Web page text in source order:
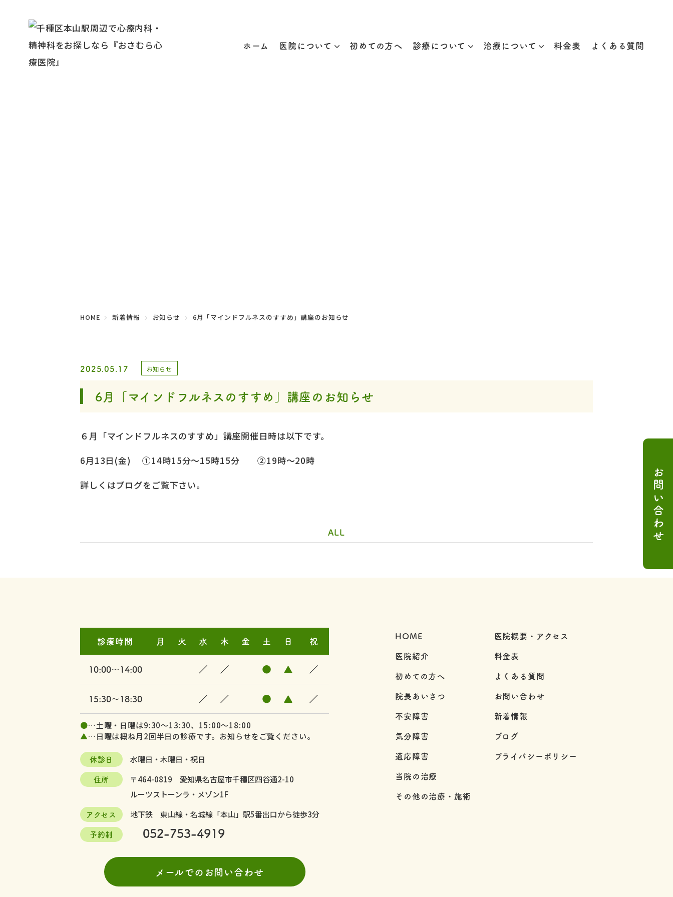
ホーム 医院について 初めての方へ 診療について 治療について 料金表 よくある質問
HOME 新着情報 お知らせ 6月「マインドフルネスのすすめ」講座のお知らせ
2025.05.17 お知らせ
6月「マインドフルネスのすすめ」講座のお知らせ
６月「マインドフルネスのすすめ」講座開催日時は以下です。
6月13日(金) ①14時15分～15時15分 ②19時～20時
詳しくはブログをご覧下さい。
ALL
診療時間 月 火 水 木 金 土 日 祝
10:00～14:00 ／ ／ ● ▲ ／
15:30～18:30 ／ ／ ● ▲ ／
●…土曜・日曜は9:30～13:30、15:00～18:00
▲…日曜は概ね月2回半日の診療です。お知らせをご覧ください。
休診日
水曜日・木曜日・祝日
住所
〒464-0819 愛知県名古屋市千種区四谷通2-10
ルーツストーンラ・メゾン1F
アクセス
地下鉄 東山線・名城線「本山」駅5番出口から徒歩3分
予約制
052-753-4919
メールでのお問い合わせ
HOME
医院紹介
初めての方へ
院長あいさつ
不安障害
気分障害
適応障害
当院の治療
その他の治療・施術
医院概要・アクセス
料金表
よくある質問
お問い合わせ
新着情報
ブログ
プライバシーポリシー
お問い合わせ